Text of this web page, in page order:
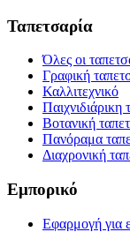
Ταπετσαρία
Όλες οι
Γραφική
Καλλιτεχνικό
Παιχνιδιάρικη
Βοτανική
Πανόραμα
Διαχρονική
Εμπορικό
Εφαρμογή για